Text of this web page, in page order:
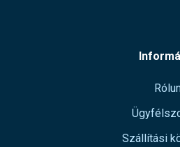
Szállítási